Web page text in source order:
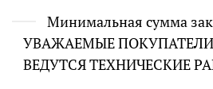
Минимальная сумма
УВАЖАЕМЫЕ
ВЕДУТСЯ ТЕХНИЧЕСКИЕ